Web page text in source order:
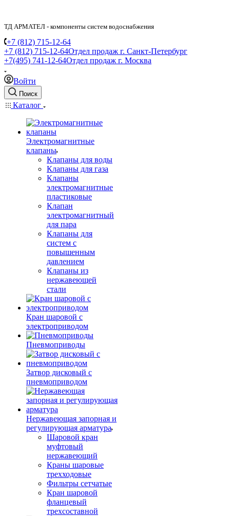
ТД АРМАТЕЛ - компоненты систем водоснабжения
+7 (812) 715-12-64
+7 (812) 715-12-64Отдел продаж г. Санкт-Петербург
+7(495) 741-12-64Отдел продаж г. Москва
Войти
Поиск
Каталог
Электромагнитные
клапаны
Клапаны для воды
Клапаны для газа
Клапаны
электромагнитные
пластиковые
Клапан
электромагнитный
для пара
Клапаны для
систем с
повышенным
давлением
Клапаны из
нержавеющей
стали
Кран шаровой с
электроприводом
Пневмоприводы
Затвор дисковый с
пневмоприводом
Нержавеющая запорная и
регулирующая арматура
Шаровой кран
муфтовый
нержавеющий
Краны шаровые
трехходовые
Фильтры сетчатые
Кран шаровой
фланцевый
трехсоставной